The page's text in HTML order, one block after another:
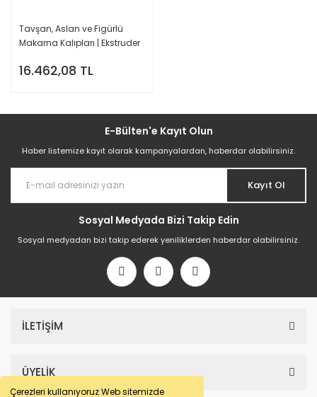
Çerezleri kullanıyoruz Web sitemizde
Tavşan, Aslan ve Figürlü
Makarna Kalıpları | Ekstruder
16.462,08 TL
E-Bülten'e Kayıt Olun
Haber listemize kayıt olarak kampanyalardan, haberdar olabilirsiniz.
Kayıt Ol
Sosyal Medyada Bizi Takip Edin
Sosyal medyadan bizi takip ederek yeniliklerden haberdar olabilirsiniz.
İLETİŞİM
ÜYELİK